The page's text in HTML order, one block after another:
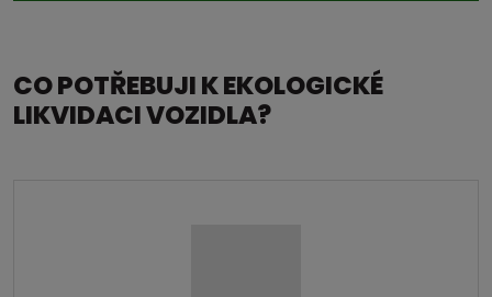
CO POTŘEBUJI K EKOLOGICKÉ
LIKVIDACI VOZIDLA?